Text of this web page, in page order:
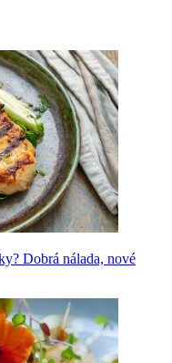
Dobrá nálada, nové